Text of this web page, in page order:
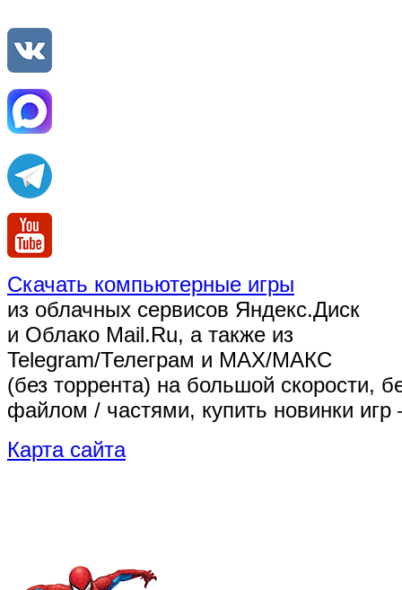
Скачать компьютерные игры
из облачных сервисов Яндекс.Диск
и Облако Mail.Ru, а также из
Telegram/Телеграм и MAX/МАКС
(без торрента) на большой скорости,
файлом / частями, купить новинки
Карта сайта